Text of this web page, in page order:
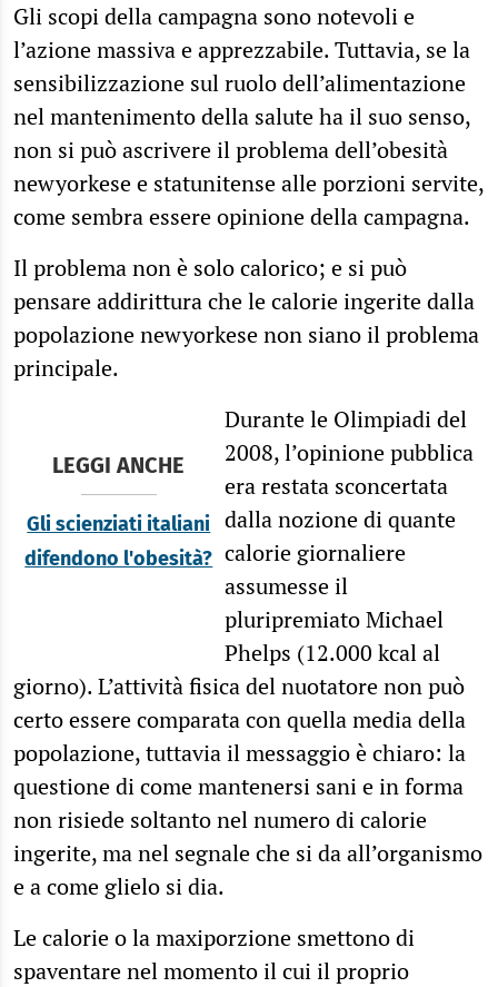
Gli scopi della campagna sono notevoli e
l’azione massiva e apprezzabile. Tuttavia, se la
sensibilizzazione sul ruolo dell’alimentazione
nel mantenimento della salute ha il suo senso,
non si può ascrivere il problema dell’obesità
newyorkese e statunitense alle porzioni servite,
come sembra essere opinione della campagna.
Il problema non è solo calorico; e si può
pensare addirittura che le calorie ingerite dalla
popolazione newyorkese non siano il problema
principale.
LEGGI ANCHE
Gli scienziati italiani
difendono l'obesità?
Durante le Olimpiadi del
2008, l’opinione pubblica
era restata sconcertata
dalla nozione di quante
calorie giornaliere
assumesse il
pluripremiato Michael
Phelps (12.000 kcal al
giorno). L’attività fisica del nuotatore non può
certo essere comparata con quella media della
popolazione, tuttavia il messaggio è chiaro: la
questione di come mantenersi sani e in forma
non risiede soltanto nel numero di calorie
ingerite, ma nel segnale che si da all’organismo
e a come glielo si dia.
Le calorie o la maxiporzione smettono di
spaventare nel momento il cui il proprio